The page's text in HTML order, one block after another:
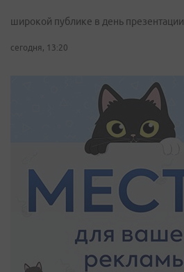
широкой публике в день презентации
сегодня, 13:20